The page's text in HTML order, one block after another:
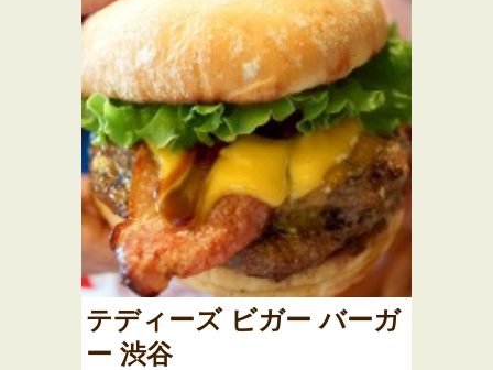
テディーズ ビガー バーガ
ー 渋谷